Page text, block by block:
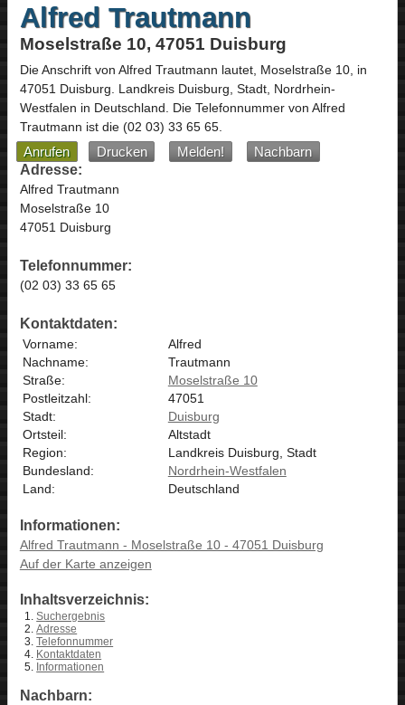
Alfred Trautmann
Moselstraße 10, 47051 Duisburg
Die Anschrift von Alfred Trautmann lautet, Moselstraße 10, in
47051 Duisburg. Landkreis Duisburg, Stadt, Nordrhein-
Westfalen in Deutschland. Die Telefonnummer von Alfred
Trautmann ist die (02 03) 33 65 65.
Anrufen Drucken Melden!
Nachbarn
Adresse:
Alfred Trautmann
Moselstraße 10
47051 Duisburg
Telefonnummer:
(02 03) 33 65 65
Kontaktdaten:
Vorname:
Alfred
Nachname:
Trautmann
Straße:
Moselstraße 10
Postleitzahl:
47051
Stadt:
Duisburg
Ortsteil:
Altstadt
Region:
Landkreis Duisburg, Stadt
Bundesland:
Nordrhein-Westfalen
Land:
Deutschland
Informationen:
Alfred Trautmann - Moselstraße 10 - 47051 Duisburg
Auf der Karte anzeigen
Inhaltsverzeichnis:
Suchergebnis
Adresse
Telefonnummer
Kontaktdaten
Informationen
Nachbarn: